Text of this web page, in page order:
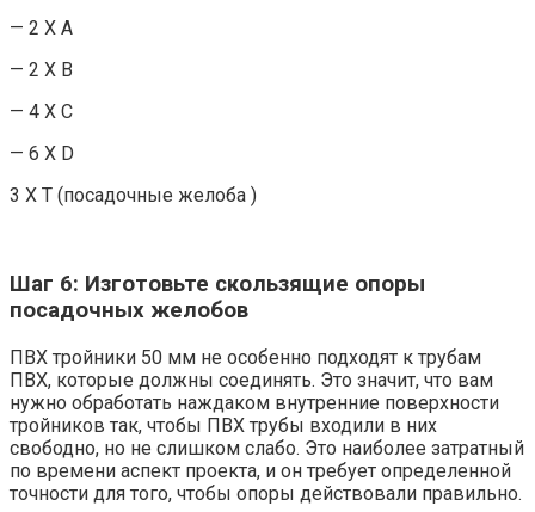
— 2 X A
— 2 X B
— 4 X C
— 6 X D
3 X T (посадочные желоба )
Шаг 6: Изготовьте скользящие опоры
посадочных желобов
ПВХ тройники 50 мм не особенно подходят к трубам
ПВХ, которые должны соединять. Это значит, что вам
нужно обработать наждаком внутренние поверхности
тройников так, чтобы ПВХ трубы входили в них
свободно, но не слишком слабо. Это наиболее затратный
по времени аспект проекта, и он требует определенной
точности для того, чтобы опоры действовали правильно.